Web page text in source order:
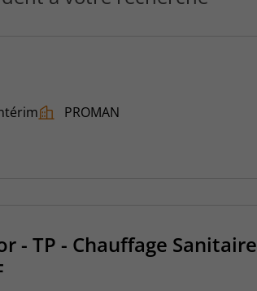
PROMAN
- TP - Chauffage Sanitaire